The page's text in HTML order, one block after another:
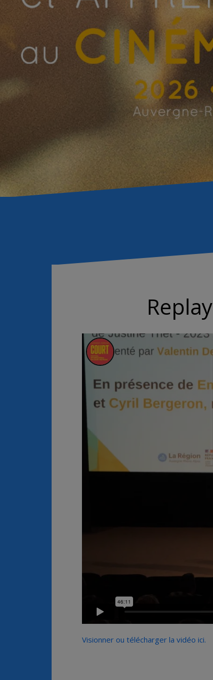
Visionner ou télécharger la vidéo ici.